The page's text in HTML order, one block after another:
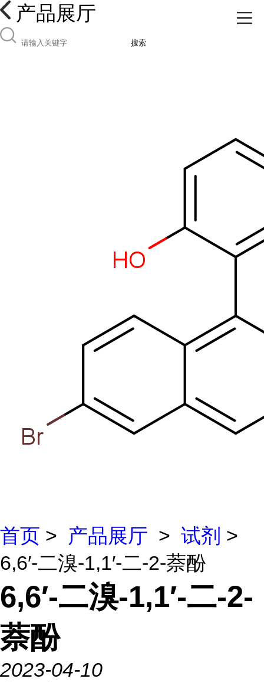
产品展厅
搜索
首页 > 产品展厅 > 试剂 >
6,6′-二溴-1,1′-二-2-萘酚
6,6′-二溴-1,1′-二-2-
萘酚
2023-04-10